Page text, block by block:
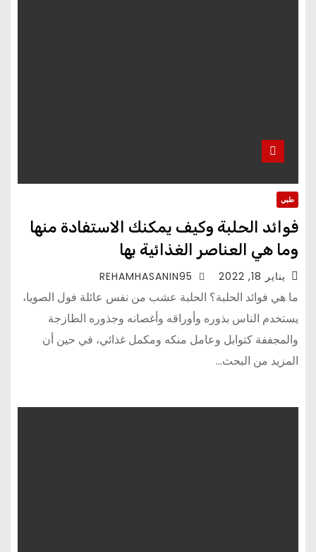
طبي
فوائد الحلبة وكيف يمكنك الاستفادة منها
وما هي العناصر الغذائية بها
يناير 18, 2022
ما هي فوائد الحلبة؟ الحلبة عشب من نفس عائلة فول الصويا،
يستخدم الناس بذوره وأوراقه وأغصانه وجذوره الطازجة
والمجففة كتوابل وعامل منكه ومكمل غذائي، في حين أن
المزيد من البحث…